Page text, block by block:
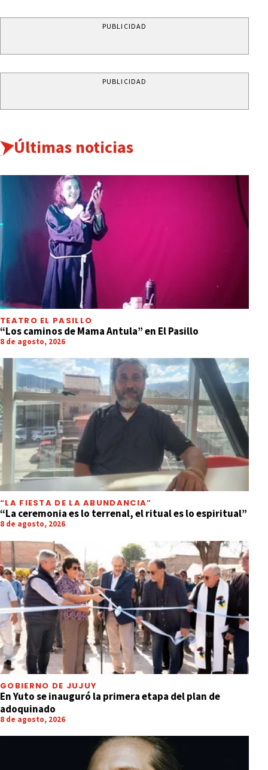
PUBLICIDAD
PUBLICIDAD
Últimas noticias
TEATRO EL PASILLO
“Los caminos de Mama Antula” en El Pasillo
8 de agosto, 2026
“LA FIESTA DE LA ABUNDANCIA”
“La ceremonia es lo terrenal, el ritual es lo espiritual”
8 de agosto, 2026
GOBIERNO DE JUJUY
En Yuto se inauguró la primera etapa del plan de
adoquinado
8 de agosto, 2026